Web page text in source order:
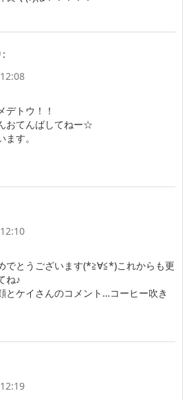
:
デトウ！！
おてんばしてねー☆
す。
でとうございます(*≧∀≦*)これからも更
ね♪
とケイさんのコメント…コーヒー吹き